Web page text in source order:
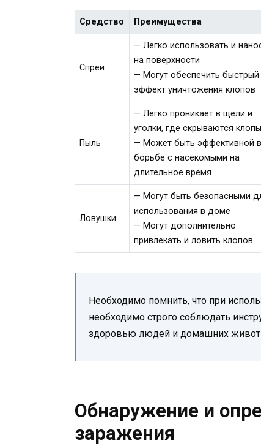
Средство Преимущества
Спреи
— Легко использовать и
на поверхности
— Могут обеспечить быстрый
эффект уничтожения клопов
Пыль
— Легко проникает в щели и
уголки, где скрываются клопы
— Может быть эффективной в
борьбе с насекомыми на
длительное время
Ловушки
— Могут быть безопасными
использования в доме
— Могут дополнительно
привлекать и ловить клопов
Необходимо помнить, что при
необходимо строго соблюдать
здоровью людей и домашних
Обнаружение и
заражения